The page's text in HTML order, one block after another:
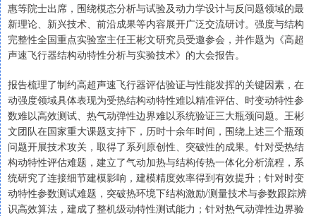
惠等院士出席，围绕模态分析与试验及动力学设计与反问题领域的最
新理论、新兴技术、前沿成果等内容展开广泛交流研讨。强度与结构
完整性全国重点实验室主任王彬文研究员受邀参会，并作题为《高超
声速飞行器结构动特性分析与实验技术》的大会报告。
报告梳理了制约高超声速飞行器评估验证与性能发挥的关键因素，在
动强度领域具体表现为受热结构动特性难以精准评估、时变动特性参
数难以高效测试、热气动弹性边界难以系统验证三大瓶颈问题。王彬
文团队在国家重大课题支持下，历时十余年时间，围绕上述三个瓶颈
问题开展技术攻关，取得了系列原创性、突破性的成果。针对受热结
构动特性评估难题，建立了气动加热与结构传热一体化分析流程，系
统研究了连接细节建模影响，建模精度效率得到有效提升；针对时变
动特性参数测试难题，突破热环境下结构激励/测量技术与参数跟踪辨
识高效算法，建成了整机级动特性测试能力；针对热气动弹性边界验